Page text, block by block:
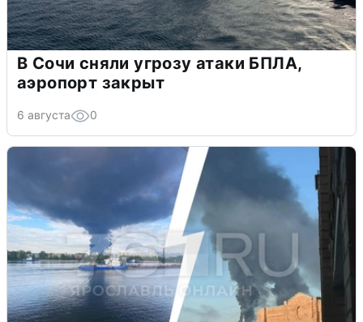
В Сочи сняли угрозу атаки БПЛА,
аэропорт закрыт
6 августа 0